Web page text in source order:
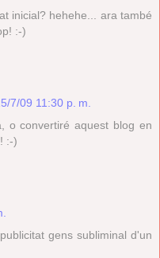
inicial? hehehe... ara també
:-)
7/09 11:30 p. m.
o convertiré aquest blog en
:-)
gens subliminal d'un